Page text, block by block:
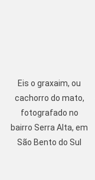
Eis o graxaim, ou
cachorro do mato,
fotografado no
bairro Serra Alta, em
São Bento do Sul